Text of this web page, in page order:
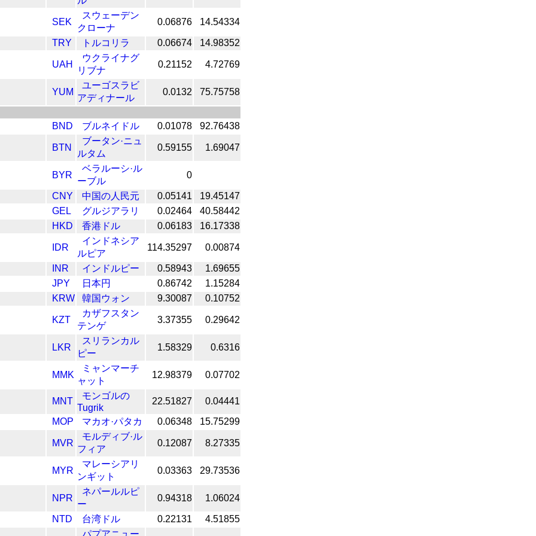
SEK
スウェーデン
クローナ
0.06876 14.54334
TRY トルコリラ 0.06674 14.98352
UAH
ウクライナグ
リブナ
0.21152 4.72769
YUM
ユーゴスラビ
アディナール
0.0132 75.75758
BND ブルネイドル 0.01078 92.76438
BTN
ブータン·ニュ
ルタム
0.59155 1.69047
BYR
ベラルーシ·ル
ーブル
0
CNY 中国の人民元 0.05141
19.45147
GEL
グルジアラリ 0.02464
40.58442
HKD
香港ドル 0.06183 16.17338
IDR
インドネシア
ルピア
114.35297 0.00874
INR インドルピー 0.58943
1.69655
JPY
日本円 0.86742
1.15284
KRW
韓国ウォン 9.30087 0.10752
KZT
カザフスタン
テンゲ
3.37355 0.29642
LKR
スリランカル
ピー
1.58329 0.6316
MMK
ミャンマーチ
ャット
12.98379 0.07702
MNT
モンゴルの
Tugrik
22.51827
0.04441
MOP
マカオ·パタカ 0.06348 15.75299
MVR
モルディブ·ル
フィア
0.12087 8.27335
MYR
マレーシアリ
ンギット
0.03363 29.73536
NPR
ネパールルピ
ー
0.94318 1.06024
NTD 台湾ドル 0.22131 4.51855
パプアニュー